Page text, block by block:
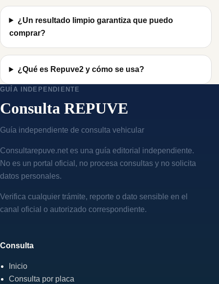
¿Un resultado limpio garantiza que puedo
comprar?
¿Qué es Repuve2 y cómo se usa?
GUÍA INDEPENDIENTE
Consulta REPUVE
Guía independiente de consulta vehicular
Consultarepuve.net es una guía editorial independiente.
No es un portal oficial, no procesa consultas y no solicita
datos personales.
Verifica cualquier trámite, reporte o dato sensible en el
canal oficial o autorizado correspondiente.
Consulta
Inicio
Consulta por placa